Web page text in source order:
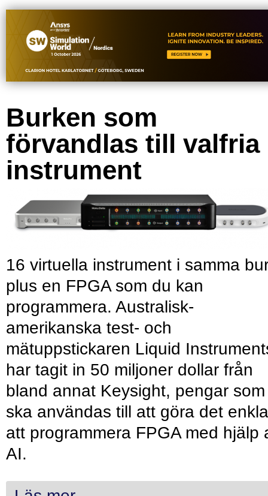
Burken som
förvandlas till valfria
instrument
16 virtuella instrument i samma
plus en FPGA som du kan
programmera. Australisk-
amerikanska test- och
mätuppstickaren Liquid
har tagit in 50 miljoner dollar från
bland annat Keysight, pengar som
ska användas till att göra det
att programmera FPGA med hjälp
AI.